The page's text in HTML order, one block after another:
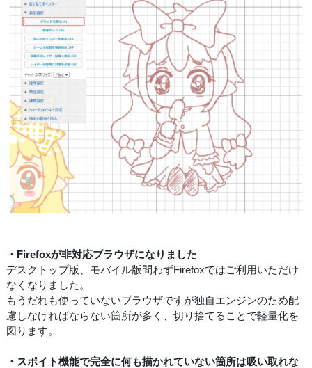
・Firefoxが非対応ブラウザになりました
デスクトップ版、モバイル版問わずFirefoxではご利用いただけ
なくなりました。
もうだれも使っていないブラウザですが独自エンジンのため配
慮しなければならない箇所が多く、切り捨てることで軽量化を
図ります。
・スポイト機能で完全に何も描かれていない箇所は吸い取れな